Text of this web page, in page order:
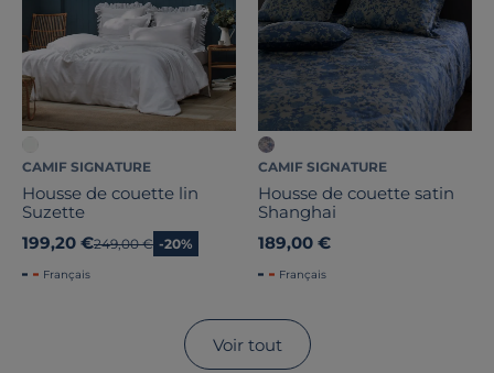
CAMIF SIGNATURE
Housse de couette lin
Suzette
199,20 €Ancien prix
249,00 € -20%
Français
CAMIF SIGNATURE
Housse de couette satin
Shanghai
189,00 €
Français
Voir tout